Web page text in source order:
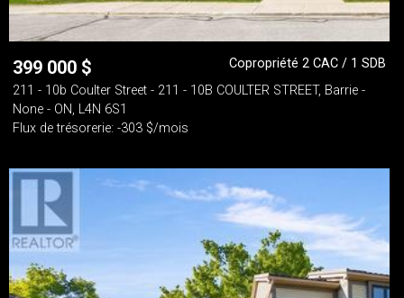
399 000 $
Copropriété 2 CAC / 1 SDB
211 - 10b Coulter Street - 211 - 10B COULTER STREET, Barrie -
None - ON, L4N 6S1
Flux de trésorerie: -303 $/mois